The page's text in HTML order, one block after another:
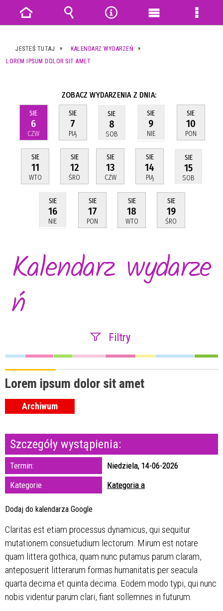
JESTEŚ TUTAJ
KALENDARZ WYDARZEŃ
LOREM IPSUM DOLOR SIT AMET
ZOBACZ WYDARZENIA Z DNIA:
SIE
6
CZW
SIE
7
PIĄ
SIE
8
SOB
SIE
9
NIE
SIE
10
PON
SIE
11
WTO
SIE
12
ŚRO
SIE
13
CZW
SIE
14
PIĄ
SIE
15
SOB
SIE
16
NIE
SIE
17
PON
SIE
18
WTO
SIE
19
ŚRO
Kalendarz wydarze
ń
Filtry
Trwające w
zakresie
Organizator
Lorem ipsum dolor sit amet
Archiwum
Szczegóły wystąpienia:
Termin:
Niedziela, 14-06-2026
Kategorie
Kategoria a
Dodaj do kalendarza Google
Claritas est etiam processus dynamicus, qui sequitur
mutationem consuetudium lectorum. Mirum est notare
quam littera gothica, quam nunc putamus parum claram,
anteposuerit litterarum formas humanitatis per seacula
quarta decima et quinta decima. Eodem modo typi, qui nunc
nobis videntur parum clari, fiant sollemnes in futurum.
Strona
główna
Wyszukiwarka
NarzędziaMenu
Menu